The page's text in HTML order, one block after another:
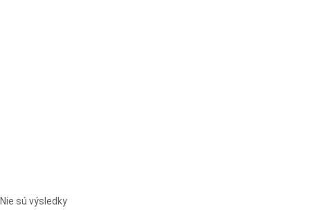
Nie sú výsledky